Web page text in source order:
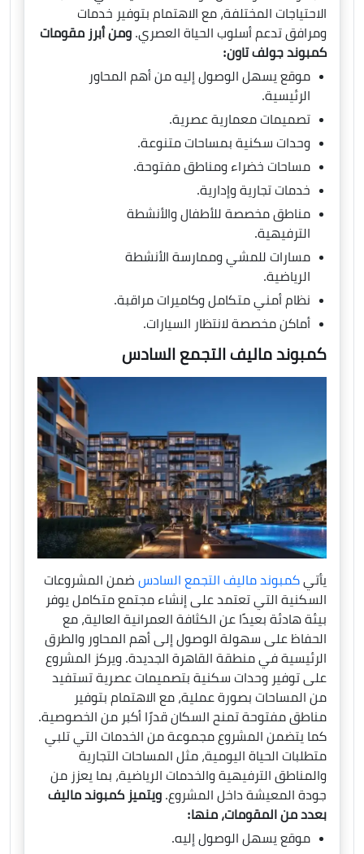
الاحتياجات المختلفة، مع الاهتمام بتوفير خدمات
ومرافق تدعم أسلوب الحياة العصري. ومن أبرز مقومات
كمبوند جولف تاون:
موقع يسهل الوصول إليه من أهم المحاور
الرئيسية.
تصميمات معمارية عصرية.
وحدات سكنية بمساحات متنوعة.
مساحات خضراء ومناطق مفتوحة.
خدمات تجارية وإدارية.
مناطق مخصصة للأطفال والأنشطة
الترفيهية.
مسارات للمشي وممارسة الأنشطة
الرياضية.
نظام أمني متكامل وكاميرات مراقبة.
أماكن مخصصة لانتظار السيارات.
كمبوند ماليف التجمع السادس
يأتي كمبوند ماليف التجمع السادس ضمن المشروعات
السكنية التي تعتمد على إنشاء مجتمع متكامل يوفر
بيئة هادئة بعيدًا عن الكثافة العمرانية العالية، مع
الحفاظ على سهولة الوصول إلى أهم المحاور والطرق
الرئيسية في منطقة القاهرة الجديدة. ويركز المشروع
على توفير وحدات سكنية بتصميمات عصرية تستفيد
من المساحات بصورة عملية، مع الاهتمام بتوفير
مناطق مفتوحة تمنح السكان قدرًا أكبر من الخصوصية.
كما يتضمن المشروع مجموعة من الخدمات التي تلبي
متطلبات الحياة اليومية، مثل المساحات التجارية
والمناطق الترفيهية والخدمات الرياضية، بما يعزز من
جودة المعيشة داخل المشروع. ويتميز كمبوند ماليف
بعدد من المقومات، منها:
موقع يسهل الوصول إليه.